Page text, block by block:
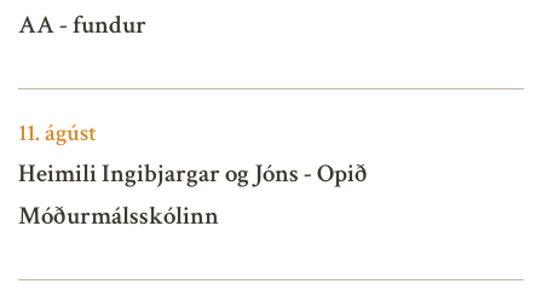
AA - fundur
11.ágúst
Heimili Ingibjargar og Jóns - Opið
Móðurmálsskólinn